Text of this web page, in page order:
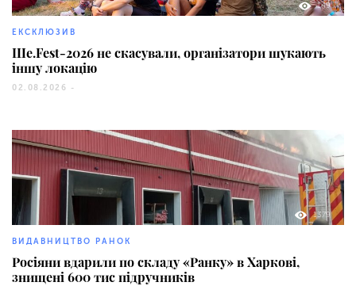
149
ЕКСКЛЮЗИВ
Ше.Fest-2026 не скасували, організатори шукають
іншу локацію
02.08.2026 -
1379
ВИДАВНИЦТВО РАНОК
Росіяни вдарили по складу «Ранку» в Харкові,
знищені 600 тис підручників